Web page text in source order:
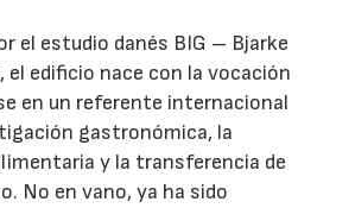
el estudio danés BIG – Bjarke
el edificio nace con la vocación
en un referente internacional
gastronómica, la
y la transferencia de
No en vano, ya ha sido